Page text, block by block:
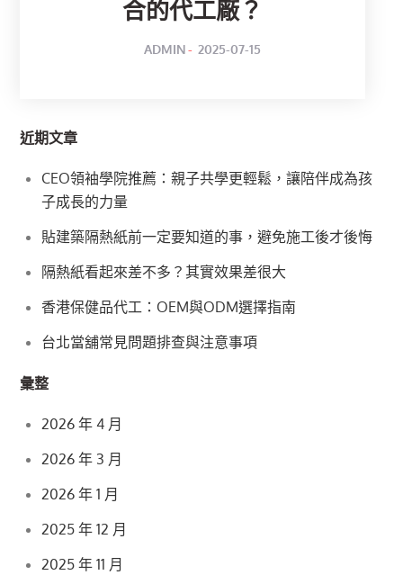
合的代工廠？
ADMIN
POSTED
2025-07-15
近期文章
CEO領袖學院推薦：親子共學更輕鬆，讓陪伴成為孩
子成長的力量
貼建築隔熱紙前一定要知道的事，避免施工後才後悔
隔熱紙看起來差不多？其實效果差很大
香港保健品代工：OEM與ODM選擇指南
台北當舖常見問題排查與注意事項
彙整
2026 年 4 月
2026 年 3 月
2026 年 1 月
2025 年 12 月
2025 年 11 月